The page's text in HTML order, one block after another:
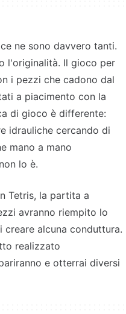
ne sono davvero tanti.
l'originalità. Il gioco per
i pezzi che cadono dal
a piacimento con la
di gioco è differente:
idrauliche cercando di
mano a mano
lo è.
Tetris, la partita a
avranno riempito lo
creare alcuna conduttura.
realizzato
e otterrai diversi